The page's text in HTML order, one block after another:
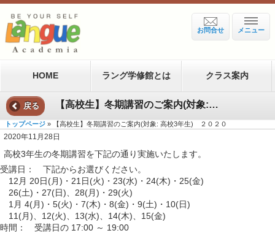
メニュー
お問合せ
HOME ラング学修館とは クラス案内
戻る 【高校生】冬期講習のご案内(対象: 高校3年生) ２０２０
トップページ » 【高校生】冬期講習のご案内(対象: 高校3年生) ２０２０
2020年11月28日
高校3年生の冬期講習を下記の通り実施いたします。
受講日： 下記からお選びください。
12月 20日(月)・21日(火)・23(水)・24(木)・25(金)
26(土)・27(日)、28(月)・29(火)
1月 4(月)・5(火)・7(木)・8(金)・9(土)・10(日)
11(月)、12(火)、13(水)、14(木)、15(金)
時間： 受講日の 17:00 ～ 19:00